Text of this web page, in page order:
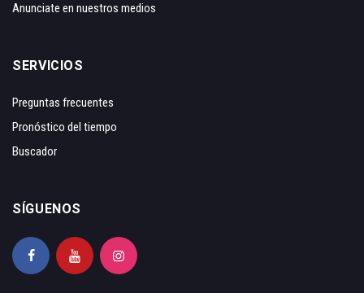
Anunciate en nuestros medios
SERVICIOS
Preguntas frecuentes
Pronóstico del tiempo
Buscador
SÍGUENOS